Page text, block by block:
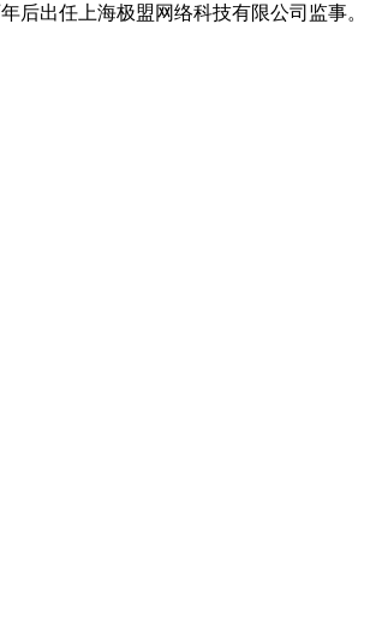
后出任上海极盟网络科技有限公司监事。